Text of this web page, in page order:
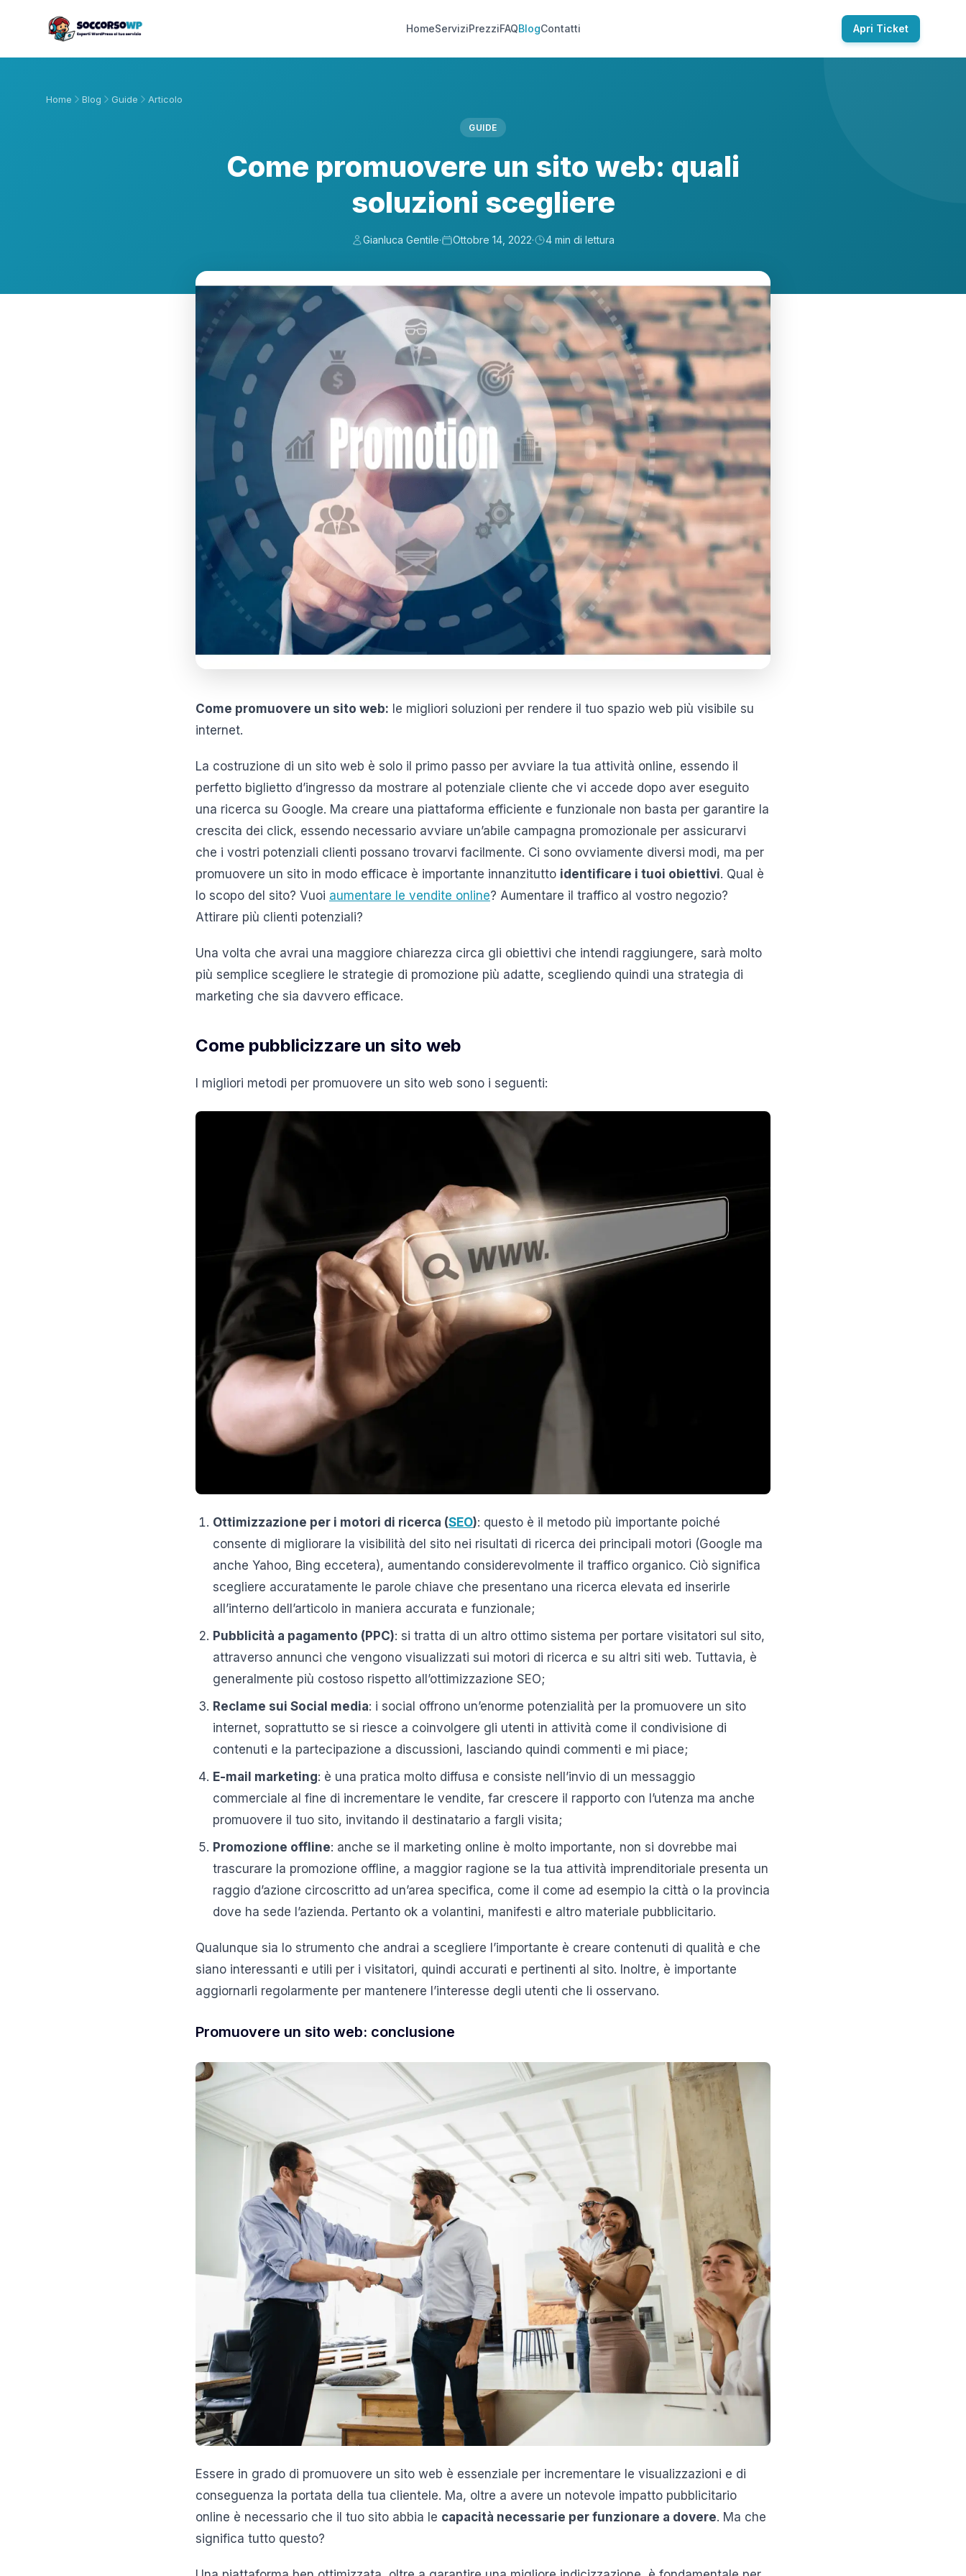
HomeServiziPrezziFAQBlogContatti Apri Ticket
Home Blog Guide Articolo
GUIDE
Come promuovere un sito web: quali
soluzioni scegliere
Gianluca Gentile· Ottobre 14, 2022· 4 min di lettura
Come promuovere un sito web: le migliori soluzioni per rendere il tuo spazio web più visibile su
internet.
La costruzione di un sito web è solo il primo passo per avviare la tua attività online, essendo il
perfetto biglietto d’ingresso da mostrare al potenziale cliente che vi accede dopo aver eseguito
una ricerca su Google. Ma creare una piattaforma efficiente e funzionale non basta per garantire la
crescita dei click, essendo necessario avviare un’abile campagna promozionale per assicurarvi
che i vostri potenziali clienti possano trovarvi facilmente. Ci sono ovviamente diversi modi, ma per
promuovere un sito in modo efficace è importante innanzitutto identificare i tuoi obiettivi. Qual è
lo scopo del sito? Vuoi aumentare le vendite online? Aumentare il traffico al vostro negozio?
Attirare più clienti potenziali?
Una volta che avrai una maggiore chiarezza circa gli obiettivi che intendi raggiungere, sarà molto
più semplice scegliere le strategie di promozione più adatte, scegliendo quindi una strategia di
marketing che sia davvero efficace.
Come pubblicizzare un sito web
I migliori metodi per promuovere un sito web sono i seguenti:
Ottimizzazione per i motori di ricerca (SEO): questo è il metodo più importante poiché
consente di migliorare la visibilità del sito nei risultati di ricerca dei principali motori (Google ma
anche Yahoo, Bing eccetera), aumentando considerevolmente il traffico organico. Ciò significa
scegliere accuratamente le parole chiave che presentano una ricerca elevata ed inserirle
all’interno dell’articolo in maniera accurata e funzionale;
Pubblicità a pagamento (PPC): si tratta di un altro ottimo sistema per portare visitatori sul sito,
attraverso annunci che vengono visualizzati sui motori di ricerca e su altri siti web. Tuttavia, è
generalmente più costoso rispetto all’ottimizzazione SEO;
Reclame sui Social media: i social offrono un’enorme potenzialità per la promuovere un sito
internet, soprattutto se si riesce a coinvolgere gli utenti in attività come il condivisione di
contenuti e la partecipazione a discussioni, lasciando quindi commenti e mi piace;
E-mail marketing: è una pratica molto diffusa e consiste nell’invio di un messaggio
commerciale al fine di incrementare le vendite, far crescere il rapporto con l’utenza ma anche
promuovere il tuo sito, invitando il destinatario a fargli visita;
Promozione offline: anche se il marketing online è molto importante, non si dovrebbe mai
trascurare la promozione offline, a maggior ragione se la tua attività imprenditoriale presenta un
raggio d’azione circoscritto ad un’area specifica, come il come ad esempio la città o la provincia
dove ha sede l’azienda. Pertanto ok a volantini, manifesti e altro materiale pubblicitario.
Qualunque sia lo strumento che andrai a scegliere l’importante è creare contenuti di qualità e che
siano interessanti e utili per i visitatori, quindi accurati e pertinenti al sito. Inoltre, è importante
aggiornarli regolarmente per mantenere l’interesse degli utenti che li osservano.
Promuovere un sito web: conclusione
Essere in grado di promuovere un sito web è essenziale per incrementare le visualizzazioni e di
conseguenza la portata della tua clientele. Ma, oltre a avere un notevole impatto pubblicitario
online è necessario che il tuo sito abbia le capacità necessarie per funzionare a dovere. Ma che
significa tutto questo?